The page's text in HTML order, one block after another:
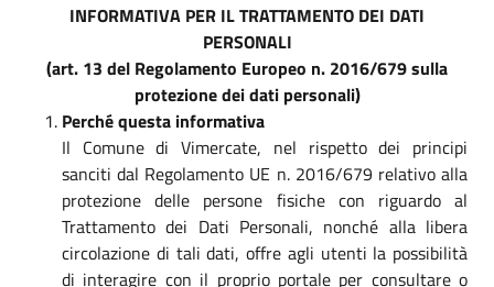
INFORMATIVA PER IL TRATTAMENTO DEI DATI
PERSONALI
(art. 13 del Regolamento Europeo n. 2016/679 sulla
protezione dei dati personali)
Perché questa informativa
Il Comune di Vimercate, nel rispetto dei principi
sanciti dal Regolamento UE n. 2016/679 relativo alla
protezione delle persone fisiche con riguardo al
Trattamento dei Dati Personali, nonché alla libera
circolazione di tali dati, offre agli utenti la possibilità
di interagire con il proprio portale per consultare o